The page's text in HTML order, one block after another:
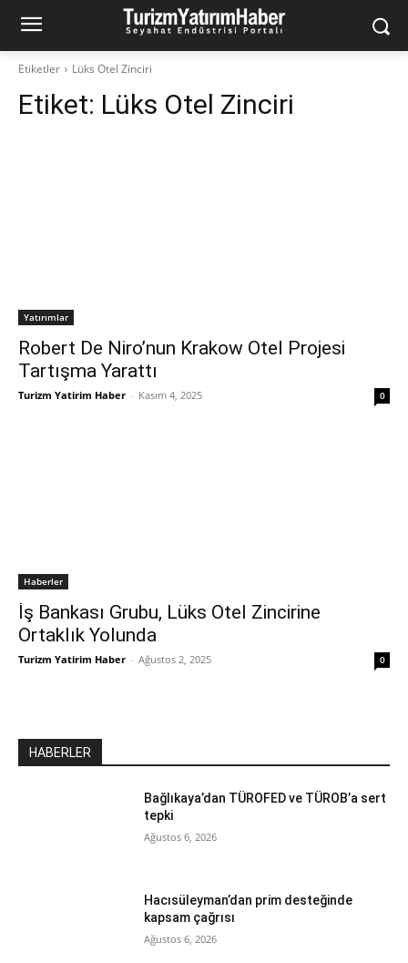
Etiketler Lüks Otel Zinciri
Etiket: Lüks Otel Zinciri
Yatırımlar
Robert De Niro’nun Krakow Otel Projesi
Tartışma Yarattı
Turizm Yatirim Haber - Kasım 4, 2025 0
Haberler
İş Bankası Grubu, Lüks Otel Zincirine
Ortaklık Yolunda
Turizm Yatirim Haber - Ağustos 2, 2025 0
HABERLER
Bağlıkaya’dan TÜROFED ve TÜROB’a sert
tepki
Ağustos 6, 2026
Hacısüleyman’dan prim desteğinde
kapsam çağrısı
Ağustos 6, 2026